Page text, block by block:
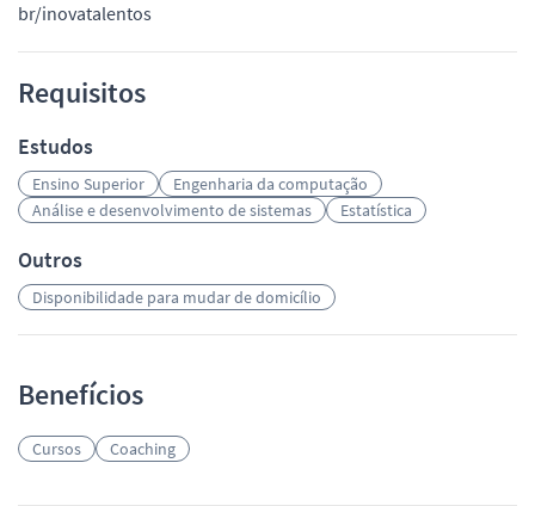
br/inovatalentos
Requisitos
Estudos
Ensino Superior
Engenharia da computação
Análise e desenvolvimento de sistemas
Estatística
Outros
Disponibilidade para mudar de domicílio
Benefícios
Cursos Coaching